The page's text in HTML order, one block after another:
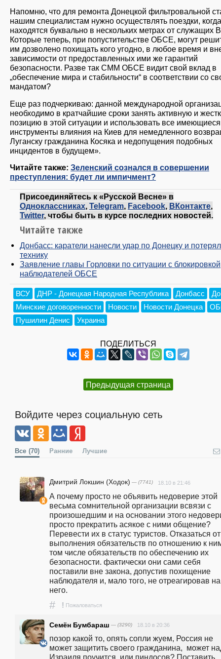
Напомню, что для ремонта Донецкой фильтровальной
нашим специалистам нужно осуществлять поездки,
находятся буквально в нескольких метрах от служащих
Которые теперь, при попустительстве ОБСЕ, могут
им дозволено похищать кого угодно, в любое время и
зависимости от предоставленных ими же гарантий
безопасности. Разве так СММ ОБСЕ видит свой вклад в
„обеспечение мира и стабильности“ в соответствии со
мандатом?
Еще раз подчеркиваю: данной международной
необходимо в кратчайшие сроки занять активную и
позицию в этой ситуации и использовать все имеющиеся
инструменты влияния на Киев для немедленного
Луганску гражданина Косяка и недопущения подобных
инцидентов в будущем».
Читайте также: Зеленский сознался в совершении
преступления: будет ли импичмент?
Присоединяйтесь к «Русской Весне» в
Одноклассниках, Telegram, Facebook, ВКонтакте,
Twitter, чтобы быть в курсе последних новостей.
Читайте также
Донбасс: каратели нанесли удар по Донецку и
технику
Заявление главы Горловки по ситуации с блокировкой
наблюдателей ОБСЕ
ВСУ ДНР - Донецкая Народная Республика Донбасс
Минские договоренности
Новости Новости Донецка
Пушилин Денис
Украина
ПОДЕЛИТЬСЯ
Предыдущая страница
Войдите через социальную сеть
Все (70) Ранние Лучшие
Дмитрий Локшин (Ходок) — (7741) 18.10 в 21:46
А почему просто не объявить недоверие этой
весьма сомнительной организации всвязи с
произошедшим и на основании этого
просто прекратить асякое с ними общение?
Перевести их в статус туристов. Отказаться от
выполнения обязательств по отношению к
том числе обязательств по обеспечению их
безопасности. фактически они сами себя
поставили вне закона, допустив похищение
наблюдателя и, мало того, не отреагировав на
него.
# ! Пожаловаться
Семён Бумбараш — (3290) 18.10 в 20:36
позор какой то, опять сопли жуем, Россия не
может защитить своего гражданина,  может
Израиля поучится, или пиндосов? Поставить